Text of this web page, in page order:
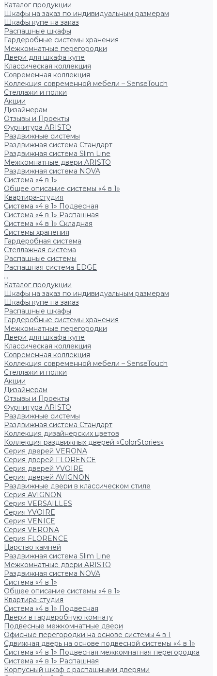
Каталог продукции
Шкафы на заказ по индивидуальным размерам
Шкафы купе на заказ
Распашные шкафы
Гардеробные системы хранения
Межкомнатные перегородки
Двери для шкафа купе
Классическая коллекция
Современная коллекция
Коллекция современной мебели – SenseTouch
Стеллажи и полки
Акции
Дизайнерам
Отзывы и Проекты
Фурнитура ARISTO
Раздвижные системы
Раздвижная система Стандарт
Раздвижная система Slim Line
Межкомнатные двери ARISTO
Раздвижная система NOVA
Система «4 в 1»
Общее описание системы «4 в 1»
Квартира-студия
Система «4 в 1» Подвесная
Система «4 в 1» Распашная
Система «4 в 1» Складная
Системы хранения
Гардеробная система
Стеллажная система
Распашные системы
Распашная система EDGE
...
Каталог продукции
Шкафы на заказ по индивидуальным размерам
Шкафы купе на заказ
Распашные шкафы
Гардеробные системы хранения
Межкомнатные перегородки
Двери для шкафа купе
Классическая коллекция
Современная коллекция
Коллекция современной мебели – SenseTouch
Стеллажи и полки
Акции
Дизайнерам
Отзывы и Проекты
Фурнитура ARISTO
Раздвижные системы
Раздвижная система Стандарт
Коллекция дизайнерских цветов
Коллекция раздвижных дверей «ColorStories»
Серия дверей VERONA
Серия дверей FLORENCE
Серия дверей YVOIRE
Серия дверей AVIGNON
Раздвижные двери в классическом стиле
Серия AVIGNON
Серия VERSAILLES
Серия YVOIRE
Серия VENICE
Серия VERONA
Серия FLORENCE
Царство камней
Раздвижная система Slim Line
Межкомнатные двери ARISTO
Раздвижная система NOVA
Система «4 в 1»
Общее описание системы «4 в 1»
Квартира-студия
Система «4 в 1» Подвесная
Двери в гардеробную комнату
Подвесные межкомнатные двери
Офисные перегородки на основе системы 4 в 1
Сдвижная дверь на основе подвесной системы «4 в 1»
Система «4 в 1» Подвесная межкомнатная перегородка
Система «4 в 1» Распашная
Корпусный шкаф с распашными дверями